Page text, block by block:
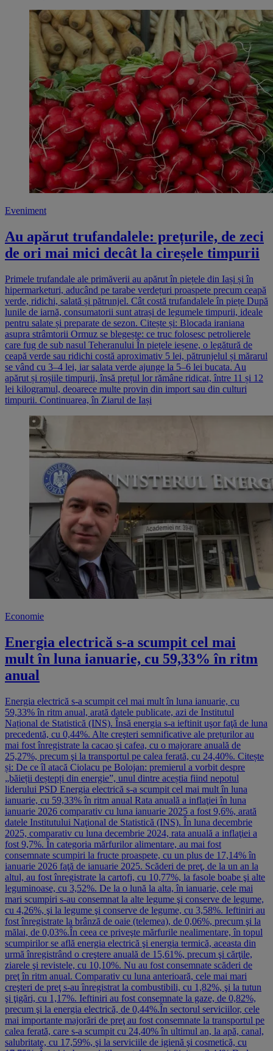
Eveniment
Au apărut trufandalele: prețurile, de zeci
de ori mai mici decât la cireșele timpurii
Primele trufandale ale primăverii au apărut în piețele din Iași și în
hipermarketuri, aducând pe tarabe verdețuri proaspete precum ceapă
verde, ridichi, salată și pătrunjel. Cât costă trufandalele în piețe După
lunile de iarnă, consumatorii sunt atrași de legumele timpurii, ideale
pentru salate și preparate de sezon. Citește și: Blocada iraniana
asupra strâmtorii Ormuz se blegește: ce truc folosesc petrolierele
care fug de sub nasul Teheranului În piețele ieșene, o legătură de
ceapă verde sau ridichi costă aproximativ 5 lei, pătrunjelul și mărarul
se vând cu 3–4 lei, iar salata verde ajunge la 5–6 lei bucata. Au
apărut și roșiile timpurii, însă prețul lor rămâne ridicat, între 11 și 12
lei kilogramul, deoarece multe provin din import sau din culturi
timpurii. Continuarea, în Ziarul de Iași
Economie
Energia electrică s-a scumpit cel mai
mult în luna ianuarie, cu 59,33% în ritm
anual
Energia electrică s-a scumpit cel mai mult în luna ianuarie, cu
59,33% în ritm anual, arată datele publicate, azi de Institutul
Național de Statistică (INS). Însă energia s-a ieftinit uşor faţă de luna
precedentă, cu 0,44%. Alte creşteri semnificative ale prețurilor au
mai fost înregistrate la cacao şi cafea, cu o majorare anuală de
25,27%, precum şi la transportul pe calea ferată, cu 24,40%. Citește
și: De ce îl atacă Ciolacu pe Bolojan: premierul a vorbit despre
„băieții deștepți din energie”, unul dintre aceștia fiind nepotul
liderului PSD Energia electrică s-a scumpit cel mai mult în luna
ianuarie, cu 59,33% în ritm anual Rata anuală a inflaţiei în luna
ianuarie 2026 comparativ cu luna ianuarie 2025 a fost 9,6%, arată
datele Institutului Naţional de Statistică (INS). În luna decembrie
2025, comparativ cu luna decembrie 2024, rata anuală a inflaţiei a
fost 9,7%. În categoria mărfurilor alimentare, au mai fost
consemnate scumpiri la fructe proaspete, cu un plus de 17,14% în
ianuarie 2026 faţă de ianuarie 2025. Scăderi de preţ, de la un an la
altul, au fost înregistrate la cartofi, cu 10,77%, la fasole boabe şi alte
leguminoase, cu 3,52%. De la o lună la alta, în ianuarie, cele mai
mari scumpiri s-au consemnat la alte legume şi conserve de legume,
cu 4,26%, şi la legume şi conserve de legume, cu 3,58%. Ieftiniri au
fost înregistrate la brânză de oaie (telemea), de 0,06%, precum şi la
mălai, de 0,03%.În ceea ce priveşte mărfurile nealimentare, în topul
scumpirilor se află energia electrică şi energia termică, aceasta din
urmă înregistrând o creştere anuală de 15,61%, precum şi cărţile,
ziarele şi revistele, cu 10,10%. Nu au fost consemnate scăderi de
preţ în ritm anual. Comparativ cu luna anterioară, cele mai mari
creşteri de preţ s-au înregistrat la combustibili, cu 1,82%, şi la tutun
şi ţigări, cu 1,17%. Ieftiniri au fost consemnate la gaze, de 0,82%,
precum şi la energia electrică, de 0,44%.În sectorul serviciilor, cele
mai importante majorări de preţ au fost consemnate la transportul pe
calea ferată, care s-a scumpit cu 24,40% în ultimul an, la apă, canal,
salubritate, cu 17,59%, şi la serviciile de igienă şi cosmetică, cu